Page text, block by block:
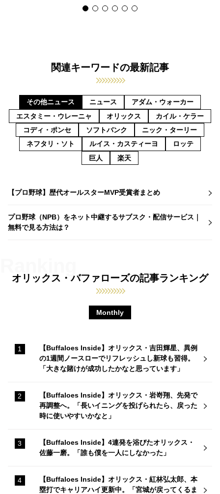
関連キーワードの最新記事
その他ニュース ニュース
アダム・ウォーカー
エスタミー・ウレーニャ
オリックス
カイル・ケラー
コディ・ポンセ
ソフトバンク
ニック・ターリー
ネフタリ・ソト
ルイス・カスティーヨ
ロッテ
巨人
楽天
【プロ野球】歴代オールスターMVP受賞者まとめ
プロ野球（NPB）をネット中継するサブスク・配信サービス｜
無料で見る方法は？
オリックス・バファローズの記事ランキング
Monthly
【Buffaloes Inside】オリックス・吉田輝星、異例
の1週間ノースローでリフレッシュし新球も習得。
「大きな賭けが成功したかなと思っています」
【Buffaloes Inside】オリックス・岩嵜翔、先発で
再調整へ。「長いイニングを投げられたら、戻った
時に使いやすいかなと」
【Buffaloes Inside】4連発を浴びたオリックス・
佐藤一磨。「誰も僕を一人にしなかった」
【Buffaloes Inside】オリックス・紅林弘太郎、本
塁打でキャリアハイ更新中。「宮城が戻ってくるま